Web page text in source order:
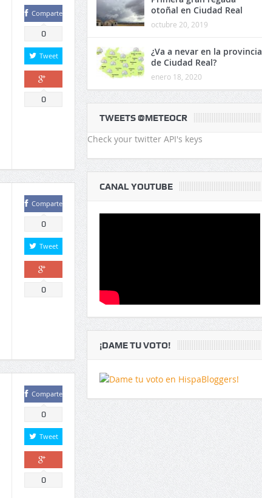
Comparte
0
Tweet
Comparte
0
Comparte
0
Tweet
Comparte
0
Comparte
0
Tweet
Comparte
0
otoñal en Ciudad Real
octubre 20, 2019
¿Va a nevar en la provincia
de Ciudad Real?
enero 18, 2020
TWEETS @METEOCR
Check your twitter API's keys
CANAL YOUTUBE
¡DAME TU VOTO!